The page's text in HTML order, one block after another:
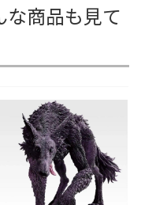
な商品も見て